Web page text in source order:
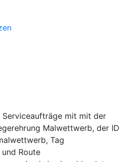
mit mit der
Malwettwerb, der ID
Tag
Route